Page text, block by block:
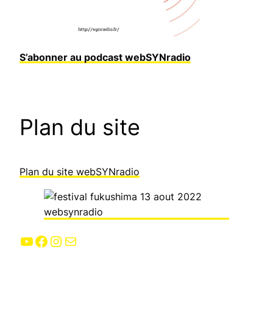
S’abonner au podcast webSYNradio
Plan du site
Plan du site webSYNradio
YouTube Facebook Instagram E-mail